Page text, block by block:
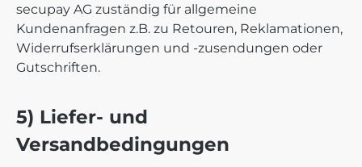
secupay AG zuständig für allgemeine
Kundenanfragen z.B. zu Retouren, Reklamationen,
Widerrufserklärungen und -zusendungen oder
Gutschriften.
5) Liefer- und
Versandbedingungen